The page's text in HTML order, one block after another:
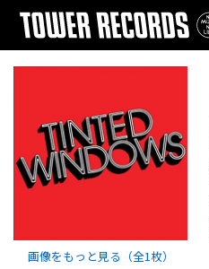
画像をもっと見る（全1 枚）